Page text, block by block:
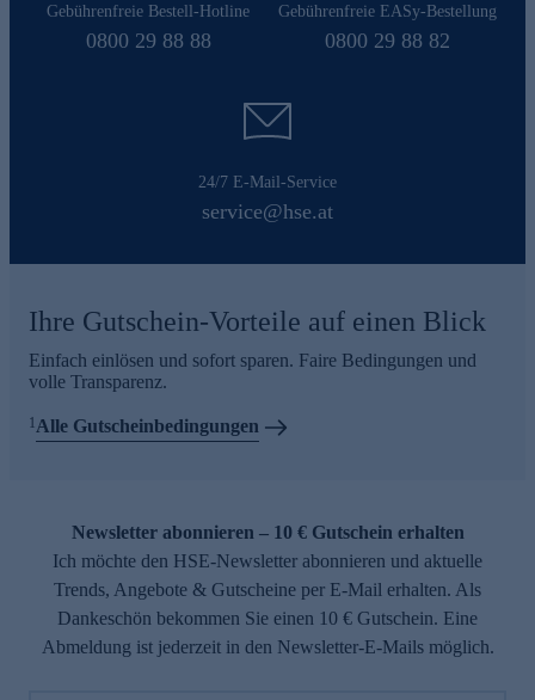
Gebührenfreie Bestell-Hotline
0800 29 88 88
Gebührenfreie EASy-Bestellung
0800 29 88 82
24/7 E-Mail-Service
service@hse.at
Ihre Gutschein-Vorteile auf einen Blick
Einfach einlösen und sofort sparen. Faire Bedingungen und
volle Transparenz.
1 Alle Gutscheinbedingungen
Newsletter abonnieren – 10 € Gutschein erhalten
Ich möchte den HSE-Newsletter abonnieren und aktuelle
Trends, Angebote & Gutscheine per E-Mail erhalten. Als
Dankeschön bekommen Sie einen 10 € Gutschein. Eine
Abmeldung ist jederzeit in den Newsletter-E-Mails möglich.